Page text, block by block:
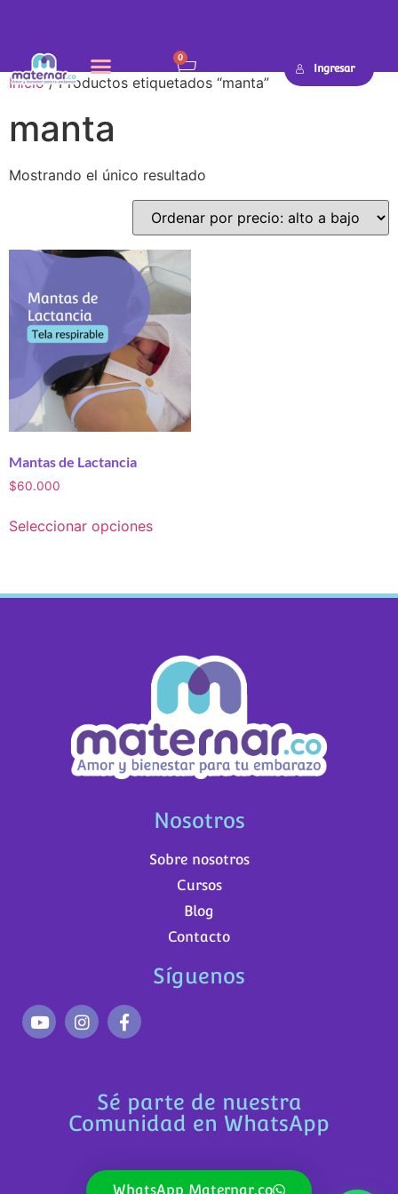
0
Ingresar
Inicio/ Productos etiquetados “manta”
manta
Mostrando el único resultado
Mantas de Lactancia
$60.000
Seleccionar opciones
Nosotros
Sobre nosotros
Cursos
Blog
Contacto
Síguenos
Sé parte de nuestra
Comunidad en WhatsApp
WhatsApp Maternar.co